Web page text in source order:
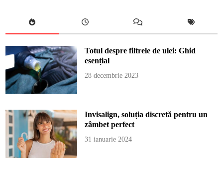
Totul despre filtrele de ulei: Ghid
esențial
28 decembrie 2023
Invisalign, soluția discretă pentru un
zâmbet perfect
31 ianuarie 2024